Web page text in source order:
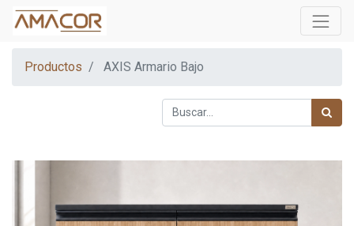
Productos AXIS Armario Bajo